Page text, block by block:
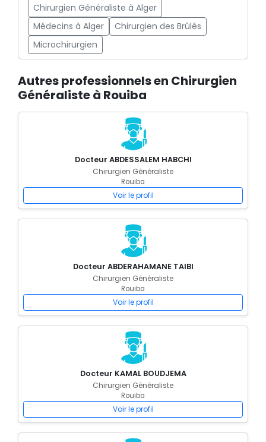
Chirurgien Généraliste à Alger
Médecins à Alger
Chirurgien des Brûlés
Microchirurgien
Autres professionnels en Chirurgien
Généraliste à Rouiba
Docteur ABDESSALEM HABCHI
Chirurgien Généraliste
Rouiba
Voir le profil
Docteur ABDERAHAMANE TAIBI
Chirurgien Généraliste
Rouiba
Voir le profil
Docteur KAMAL BOUDJEMA
Chirurgien Généraliste
Rouiba
Voir le profil